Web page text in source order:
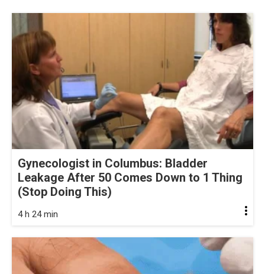
Gynecologist in Columbus: Bladder
Leakage After 50 Comes Down to 1 Thing
(Stop Doing This)
4 h 24 min